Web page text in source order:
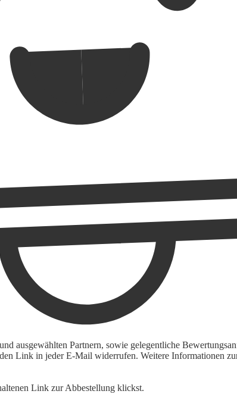
ausgewählten Partnern, sowie gelegentliche
Link in jeder E-Mail widerrufen. Weitere Informationen
Link zur Abbestellung klickst.